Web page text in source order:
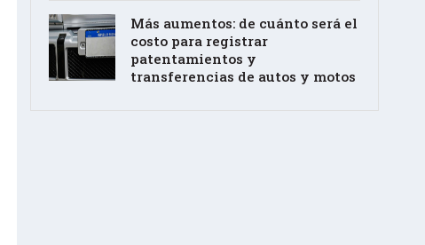
Más aumentos: de cuánto será el
costo para registrar
patentamientos y
transferencias de autos y motos